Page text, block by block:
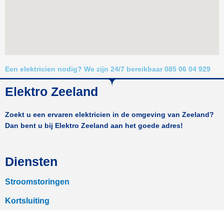
Een elektricien nodig? We zijn 24/7 bereikbaar 085 06 04 929
Elektro Zeeland
Zoekt u een ervaren elektricien in de omgeving van Zeeland?
Dan bent u bij Elektro Zeeland aan het goede adres!
Diensten
Stroomstoringen
Kortsluiting